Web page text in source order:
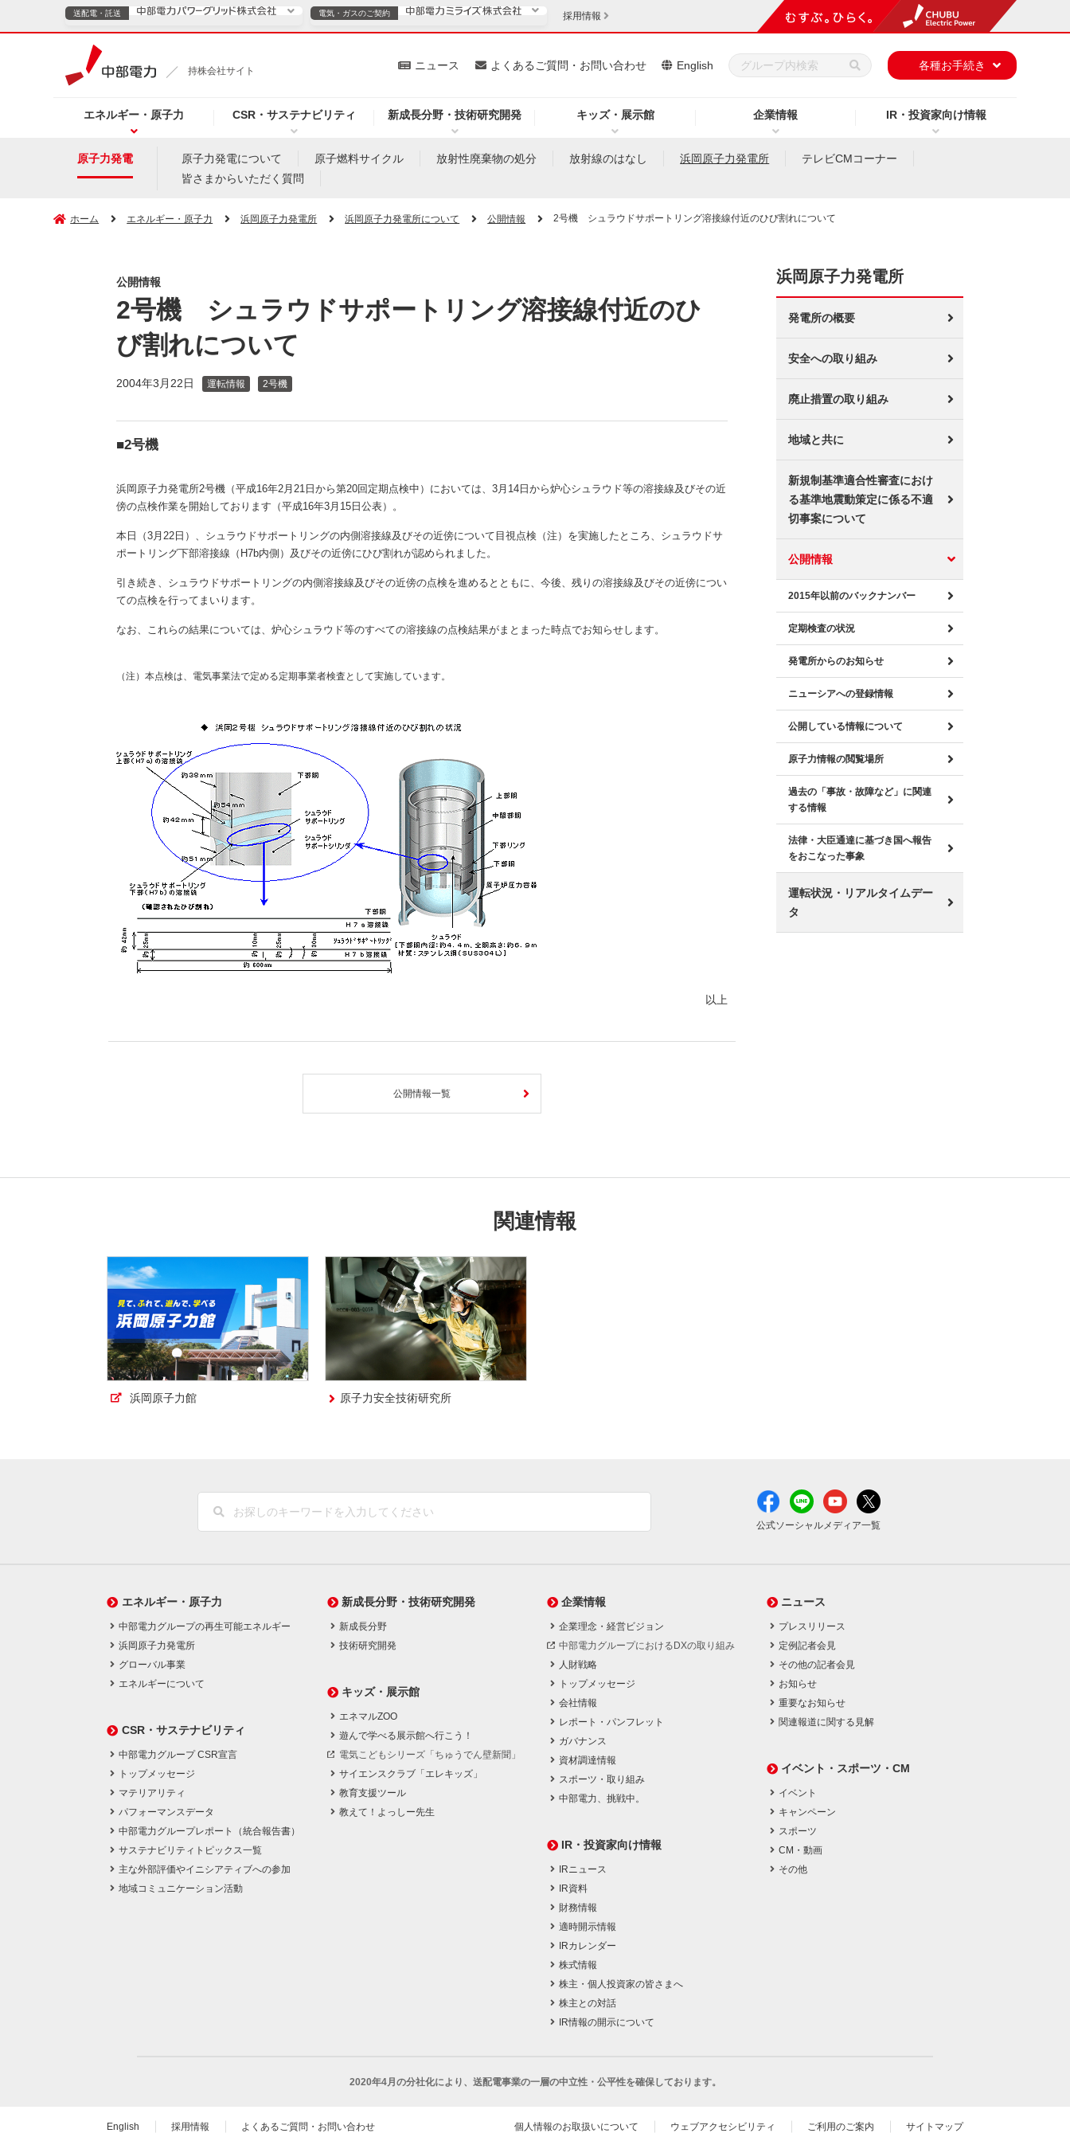
持株会社サイト
エネルギー・原子力 CSR・サステナビリティ 新成長分野・技術研究開発 キッズ・展示館 企業情報 IR・投資家向け情報
ニュース よくあるご質問・お問い合わせ English 各種お手続き
送配電・託送
（新しいウィンドウを開きます）
電気・ガスのご契約
電気・ガスのご契約
プレスリリース（新しいウィンドウを開きます）
採用情報
原子力発電 原子力発電について 原子燃料サイクル 放射性廃棄物の処分 放射線のはなし 浜岡原子力発電所
テレビCMコーナー
皆さまからいただく質問
ホーム エネルギー・原子力 浜岡原子力発電所 浜岡原子力発電所について 公開情報 2号機 シュラウドサポートリング溶接線付近のひび割れについて
公開情報
2号機 シュラウドサポートリング溶接線付近のひ
び割れについて
2004年3月22日 運転情報 2号機
■2号機
浜岡原子力発電所2号機（平成16年2月21日から第20回定期点検中）においては、3月14日から炉心シュラウド等の溶接線及びその近
傍の点検作業を開始しております（平成16年3月15日公表）。
本日（3月22日）、シュラウドサポートリングの内側溶接線及びその近傍について目視点検（注）を実施したところ、シュラウドサ
ポートリング下部溶接線（H7b内側）及びその近傍にひび割れが認められました。
引き続き、シュラウドサポートリングの内側溶接線及びその近傍の点検を進めるとともに、今後、残りの溶接線及びその近傍につい
ての点検を行ってまいります。
なお、これらの結果については、炉心シュラウド等のすべての溶接線の点検結果がまとまった時点でお知らせします。
（注）本点検は、電気事業法で定める定期事業者検査として実施しています。
以上
公開情報一覧
浜岡原子力発電所
発電所の概要
安全への取り組み
廃止措置の取り組み
地域と共に
新規制基準適合性審査におけ
る基準地震動策定に係る不適
切事案について
公開情報
2015年以前のバックナンバー
定期検査の状況
発電所からのお知らせ
ニューシアへの登録情報
公開している情報について
原子力情報の閲覧場所
過去の「事故・故障など」に関連
する情報
法律・大臣通達に基づき国へ報告
をおこなった事象
運転状況・リアルタイムデー
タ
関連情報
浜岡原子力館 原子力安全技術研究所
公式ソーシャルメディア一覧
エネルギー・原子力
中部電力グループの再生可能エネルギー
浜岡原子力発電所
グローバル事業
エネルギーについて
CSR・サステナビリティ
中部電力グループ CSR宣言
トップメッセージ
マテリアリティ
パフォーマンスデータ
中部電力グループレポート（統合報告書）
サステナビリティトピックス一覧
主な外部評価やイニシアティブへの参加
地域コミュニケーション活動
新成長分野・技術研究開発
新成長分野
技術研究開発
キッズ・展示館
エネマルZOO
遊んで学べる展示館へ行こう！
電気こどもシリーズ「ちゅうでん壁新聞」
サイエンスクラブ「エレキッズ」
教育支援ツール
教えて！よっしー先生
企業情報
企業理念・経営ビジョン
中部電力グループにおけるDXの取り組み
人財戦略
トップメッセージ
会社情報
レポート・パンフレット
ガバナンス
資材調達情報
スポーツ・取り組み
中部電力、挑戦中。
IR・投資家向け情報
IRニュース
IR資料
財務情報
適時開示情報
IRカレンダー
株式情報
株主・個人投資家の皆さまへ
株主との対話
IR情報の開示について
ニュース
プレスリリース
定例記者会見
その他の記者会見
お知らせ
重要なお知らせ
関連報道に関する見解
イベント・スポーツ・CM
イベント
キャンペーン
スポーツ
CM・動画
その他
2020年4月の分社化により、 送配電事業の一層の中立性・公平性を確保しております。
English 採用情報 よくあるご質問・お問い合わせ 個人情報のお取扱いについて ウェブアクセシビリティ ご利用のご案内 サイトマップ